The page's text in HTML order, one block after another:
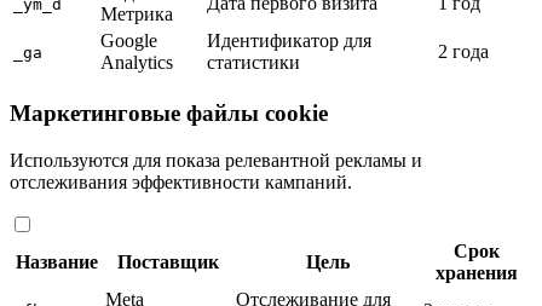
_ym_d
Метрика
_ga
Google
Analytics
Идентификатор для
статистики
2 года
Маркетинговые файлы cookie
Используются для показа релевантной рекламы и
отслеживания эффективности кампаний.
Название Поставщик Цель
Срок
хранения
Meta
Отслеживание для